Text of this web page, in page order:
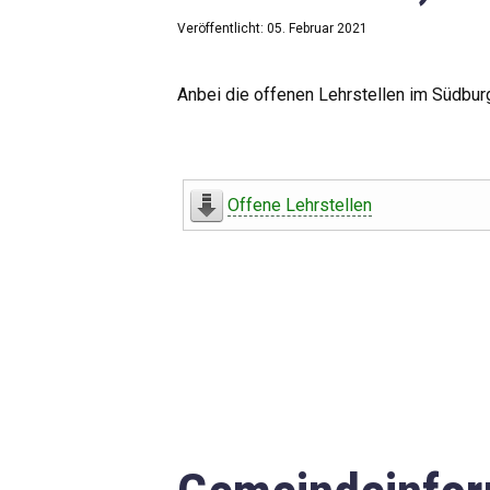
Veröffentlicht: 05. Februar 2021
Anbei die offenen Lehrstellen im
Offene Lehrstellen